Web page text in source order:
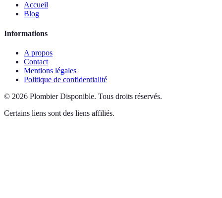
Accueil
Blog
Informations
A propos
Contact
Mentions légales
Politique de confidentialité
© 2026 Plombier Disponible. Tous droits réservés.
Certains liens sont des liens affiliés.